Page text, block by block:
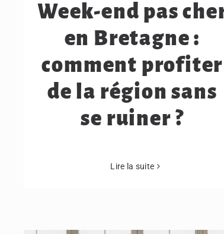
Week-end pas
en Bretagne :
comment profiter
de la région sans
se ruiner ?
Lire la suite